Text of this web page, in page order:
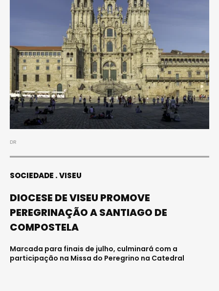
DR
SOCIEDADE VISEU
DIOCESE DE VISEU PROMOVE
PEREGRINAÇÃO A SANTIAGO DE
COMPOSTELA
Marcada para finais de julho, culminará com a
participação na Missa do Peregrino na Catedral